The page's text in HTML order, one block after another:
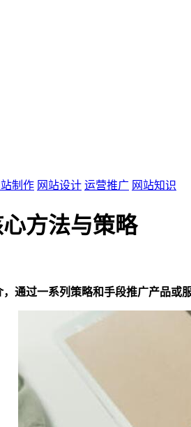
站制作 网站设计 运营推广 网站知识
方法与策略
通过一系列策略和手段推广产品或